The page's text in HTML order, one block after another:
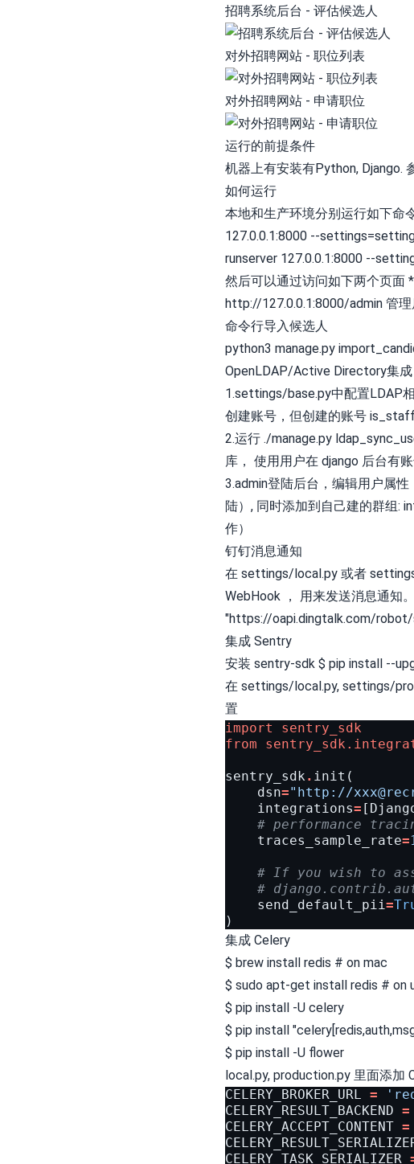
招聘系统后台 - 评估候选人
对外招聘网站 - 职位列表
对外招聘网站 - 申请职位
运行的前提条件
机器上有安装有Python, Django.
如何运行
本地和生产环境分别运行如下命
127.0.0.1:8000 --
runserver 127.0.0.1:8000 --
然后可以通过访问如下两个页面
http://127.0.0.1:8000/admin 管理
命令行导入候选人
python3 manage.py
OpenLDAP/Active Directory集成
1.settings/base.py中配置LDAP
创建账号，但创建的账号
2.运行 ./manage.py
库， 使用用户在 django 后台有账
3.admin登陆后台，编辑用户属
陆）, 同时添加到自己建的群组:
作）
钉钉消息通知
在 settings/local.py 或者
WebHook ， 用来发送消息通知
"https://oapi.dingtalk.com/
集成 Sentry
安装 sentry-sdk $ pip install --
在 settings/local.py, settings/
置
import
sentry_sdk
from
sentry_sdk . init (
dsn="http://
integrations= [
# performance tracing
traces_sample_rate=
# If you wish to
#
send_default_pii=
)
集成 Celery
$ brew install redis # on mac
$ sudo apt-get install redis # on
$ pip install -U celery
$ pip install
$ pip install -U flower
local.py, production.py 里面添加
CELERY_BROKER_URL =
CELERY_RESULT_BACKEND =
CELERY_ACCEPT_CONTENT =
CELERY_TASK_SERIALIZER